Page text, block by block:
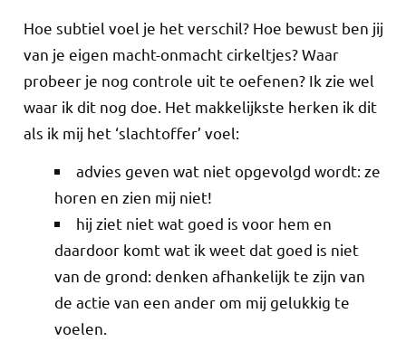
Hoe subtiel voel je het verschil? Hoe bewust ben jij
van je eigen macht-onmacht cirkeltjes? Waar
probeer je nog controle uit te oefenen? Ik zie wel
waar ik dit nog doe. Het makkelijkste herken ik dit
als ik mij het ‘slachtoffer’ voel:
advies geven wat niet opgevolgd wordt: ze
horen en zien mij niet!
hij ziet niet wat goed is voor hem en
daardoor komt wat ik weet dat goed is niet
van de grond: denken afhankelijk te zijn van
de actie van een ander om mij gelukkig te
voelen.